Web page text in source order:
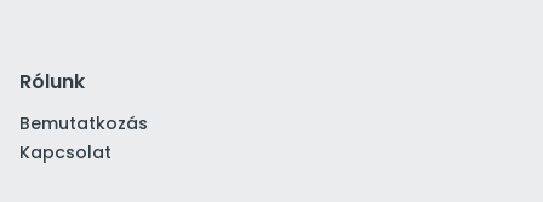
Rólunk
Bemutatkozás
Kapcsolat